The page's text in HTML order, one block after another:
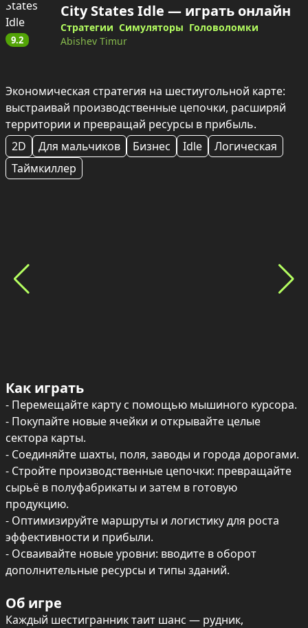
9.2
City States Idle — играть онлайн
Стратегии Симуляторы Головоломки
Abishev Timur
Экономическая стратегия на шестиугольной карте:
выстраивай производственные цепочки, расширяй
территории и превращай ресурсы в прибыль.
2D
Для мальчиков Бизнес Idle
Логическая
Таймкиллер
Как играть
- Перемещайте карту с помощью мышиного курсора.
- Покупайте новые ячейки и открывайте целые
сектора карты.
- Соединяйте шахты, поля, заводы и города дорогами.
- Стройте производственные цепочки: превращайте
сырьё в полуфабрикаты и затем в готовую
продукцию.
- Оптимизируйте маршруты и логистику для роста
эффективности и прибыли.
- Осваивайте новые уровни: вводите в оборот
дополнительные ресурсы и типы зданий.
Об игре
Каждый шестигранник таит шанс — рудник,